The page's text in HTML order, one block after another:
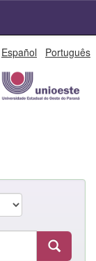
Español Português